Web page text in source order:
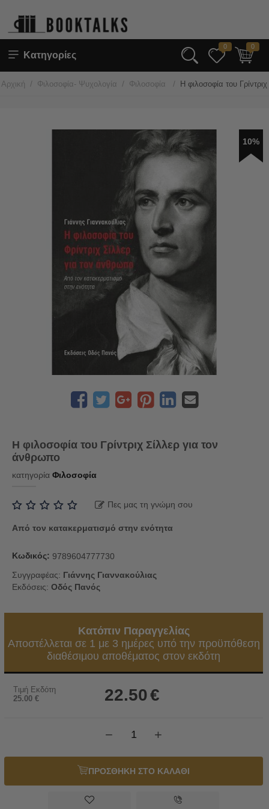
Κατηγορίες
0 0
Αρχική / Φιλοσοφία- Ψυχολογία / Φιλοσοφία / Η φιλοσοφία του
10%
Η φιλοσοφία του Γρίντριχ Σίλλερ για τον
άνθρωπο
κατηγορία Φιλοσοφία
Πες μας τη γνώμη σου
Από τον κατακερματισμό στην ενότητα
Κωδικός: 9789604777730
Συγγραφέας: Γιάννης Γιαννακούλιας
Εκδόσεις: Οδός Πανός
Κατόπιν Παραγγελίας
Αποστέλλεται σε 1 με 3 ημέρες υπό την προϋπόθεση
διαθέσιμου αποθέματος στον εκδότη
Τιμή Εκδότη
25.00 € 22.50€
+
−
ΠΡΟΣΘΗΚΗ ΣΤΟ ΚΑΛΑΘΙ